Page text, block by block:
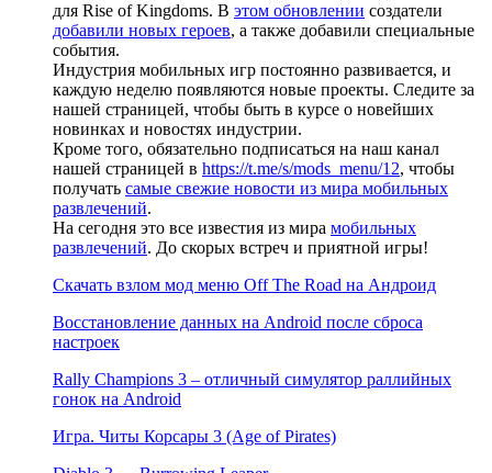
для Rise of Kingdoms. В этом обновлении создатели
добавили новых героев, а также добавили специальные
события.
Индустрия мобильных игр постоянно развивается, и
каждую неделю появляются новые проекты. Следите за
нашей страницей, чтобы быть в курсе о новейших
новинках и новостях индустрии.
Кроме того, обязательно подписаться на наш канал
нашей страницей в https://t.me/s/mods_menu/12, чтобы
получать самые свежие новости из мира мобильных
развлечений.
На сегодня это все известия из мира мобильных
развлечений. До скорых встреч и приятной игры!
Скачать взлом мод меню Off The Road на Андроид
Восстановление данных на Android после сброса
настроек
Rally Champions 3 – отличный симулятор раллийных
гонок на Android
Игра. Читы Корсары 3 (Age of Pirates)